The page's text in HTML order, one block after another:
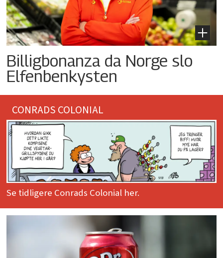
Billigbonanza da Norge slo
Elfenbenkysten
CONRADS COLONIAL
Se tidligere Conrads Colonial her.